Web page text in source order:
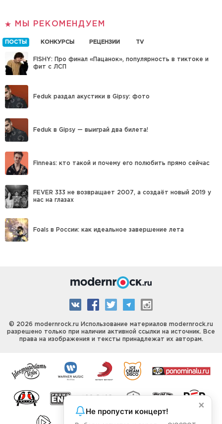
МЫ РЕКОМЕНДУЕМ
ПОСТЫ КОНКУРСЫ РЕЦЕНЗИИ TV
FISHY: Про финал «Пацанок», популярность в тиктоке и
фит с ЛСП
Feduk раздал акустики в Gipsy: фото
Feduk в Gipsy — выиграй два билета!
Finneas: кто такой и почему его полюбить прямо сейчас
FEVER 333 не возвращает 2007, а создаёт новый 2019 у
нас на глазах
Foals в России: как идеальное завершение лета
© 2026 modernrock.ru Использование материалов modernrock.ru
разрешено только при наличии активной ссылки на источник. Все
права на изображения и тексты принадлежат их авторам.
×
Не пропусти концерт!